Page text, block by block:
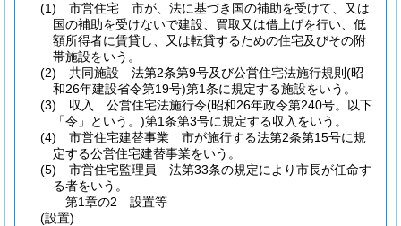
(1)
市営住宅 市が、法に基づき国の補助を受けて、又は
国の補助を受けないで建設、買取又は借上げを行い、低
額所得者に賃貸し、又は転貸するための住宅及びその附
帯施設をいう。
(2)
共同施設 法第2条第9号及び公営住宅法施行規則 (昭
和26年建設省令第19号)第1条に規定する施設をいう。
(3)
収入 公営住宅法施行令(昭和26年政令第240号。以下
「令」という。)第1条第3号に規定する収入をいう。
(4)
市営住宅建替事業 市が施行する法第2条第15号に規
定する公営住宅建替事業をいう。
(5)
市営住宅監理員 法第33条の規定により市長が任命す
る者をいう。
第1章の2
設置等
(設置)